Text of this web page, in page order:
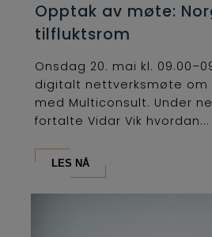
Opptak av møte:
tilfluktsrom
Onsdag 20. mai kl.
digitalt nettverksmøte om
med Multiconsult. Under
fortalte Vidar Vik hvordan...
LES NÅ